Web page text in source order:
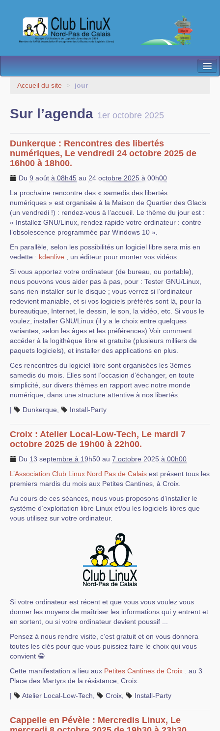
L’Association
Besoin d’Aide ?
Contact
Les antennes
Espace membres
Accueil du site > jour
Sur l’agenda 1er octobre 2025
Dunkerque : Rencontres des libertés
numériques, Le vendredi 24 octobre 2025 de
16h00 à 18h00.
Du 9 août à 08h45 au 24 octobre 2025 à 00h00
La prochaine rencontre des « samedis des libertés
numériques » est organisée à la Maison de Quartier des Glacis
(un vendredi !) : rendez-vous à l’accueil. Le thème du jour est :
« Installez GNU/Linux, rendez rapide votre ordinateur : contre
l’obsolescence programmée par Windows 10 ».
En parallèle, selon les possibilités un logiciel libre sera mis en
vedette : kdenlive , un éditeur pour monter vos vidéos.
Si vous apportez votre ordinateur (de bureau, ou portable),
nous pouvons vous aider pas à pas, pour : Tester GNU/Linux,
sans rien installer sur le disque ; vous verrez si l’ordinateur
redevient maniable, et si vos logiciels préférés sont là, pour la
bureautique, Internet, le dessin, le son, la vidéo, etc. Si vous le
voulez, installer GNU/Linux (il y a le choix entre quelques
variantes, selon les âges et les préférences) Voir comment
accéder à la logithèque libre et gratuite (plusieurs milliers de
paquets logiciels), et installer des applications en plus.
Ces rencontres du logiciel libre sont organisées les 3èmes
samedis du mois. Elles sont l’occasion d’échanger, en toute
simplicité, sur divers thèmes en rapport avec notre monde
numérique, dans une structure attentive à nos libertés.
|
Dunkerque Install-Party
Croix : Atelier Local-Low-Tech, Le mardi 7
octobre 2025 de 19h00 à 22h00.
Du 13 septembre à 19h50 au 7 octobre 2025 à 00h00
L’Association Club Linux Nord Pas de Calais est présent tous les
premiers mardis du mois aux Petites Cantines, à Croix.
Au cours de ces séances, nous vous proposons d’installer le
système d’exploitation libre Linux et/ou les logiciels libres que
vous utilisez sur votre ordinateur.
Si votre ordinateur est récent et que vous vous voulez vous
donner les moyens de maîtriser les informations qui y entrent et
en sortent, ou si votre ordinateur devient poussif ...
Pensez à nous rendre visite, c’est gratuit et on vous donnera
toutes les clés pour que vous puissiez faire le choix qui vous
convient 😁
Cette manifestation a lieu aux Petites Cantines de Croix . au 3
Place des Martyrs de la résistance, Croix.
|
Atelier Local-Low-Tech Croix Install-Party
Cappelle en Pévèle : Mercredis Linux, Le